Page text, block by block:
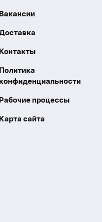
Вакансии
Контакты
Политика
конфиденциальности
Рабочие процессы
Карта сайта